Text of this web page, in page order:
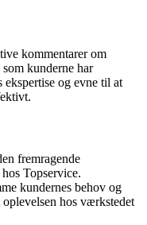
kommentarer om
kunderne har
ekspertise og evne til at
fremragende
Topservice.
kundernes behov og
hos værkstedet